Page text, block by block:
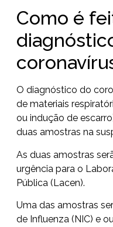
Como é
O diagnóstico do
de materiais
ou indução de
duas amostras na
As duas amostras
urgência para o
Pública (Lacen).
Uma das amostras
de Influenza (NIC) e